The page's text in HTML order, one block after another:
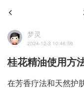
梦灵
2024-12-3 10:46:56
桂花精油使用方
在芳香疗法和天然护